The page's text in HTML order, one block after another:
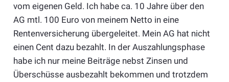
vom eigenen Geld. Ich habe ca. 10 Jahre über den
AG mtl. 100 Euro von meinem Netto in eine
Rentenversicherung übergeleitet. Mein AG hat nicht
einen Cent dazu bezahlt. In der Auszahlungsphase
habe ich nur meine Beiträge nebst Zinsen und
Überschüsse ausbezahlt bekommen und trotzdem